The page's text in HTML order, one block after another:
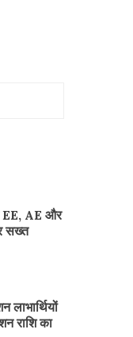
EE, AE और
सख्त
राशि का